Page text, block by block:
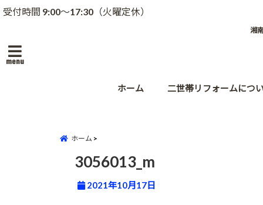
受付時間 9:00～17:30（火曜定休）
湘
menu
ホーム 二世帯リフォームにつ
ホーム
3056013_m
2021年10月17日